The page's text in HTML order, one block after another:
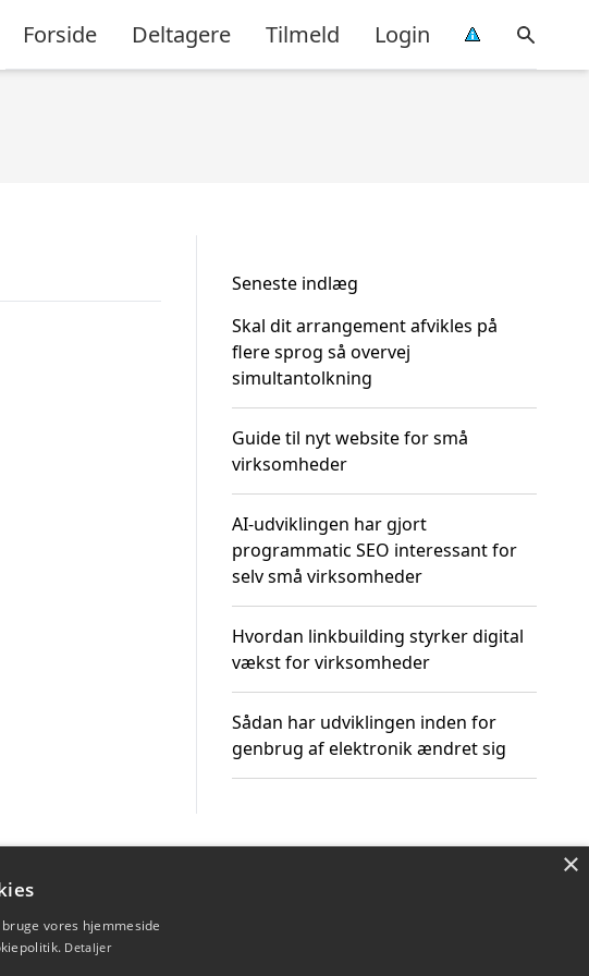
Forside Deltagere Tilmeld Login
Seneste indlæg
Skal dit arrangement afvikles på
flere sprog så overvej
simultantolkning
Guide til nyt website for små
virksomheder
AI-udviklingen har gjort
programmatic SEO interessant for
selv små virksomheder
Hvordan linkbuilding styrker digital
vækst for virksomheder
Sådan har udviklingen inden for
genbrug af elektronik ændret sig
×
vores hjemmeside
Detaljer